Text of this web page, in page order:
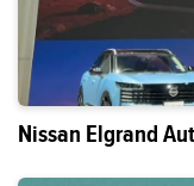
Nissan Elgrand